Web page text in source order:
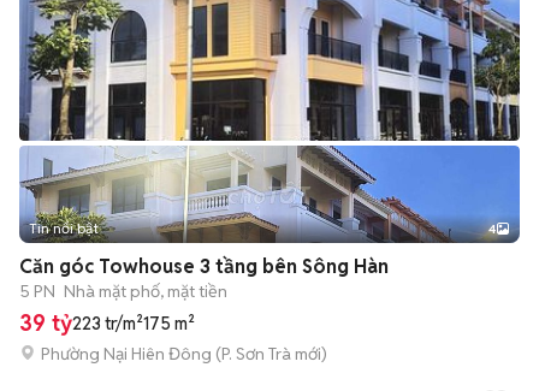
Tin nổi bật 4
Căn góc Towhouse 3 tầng bên Sông Hàn
5 PN Nhà mặt phố, mặt tiền
39 tỷ223 tr/m²175 m²
Phường Nại Hiên Đông (P. Sơn Trà mới)